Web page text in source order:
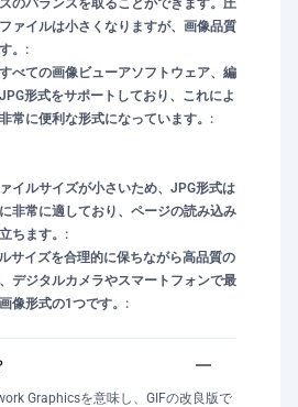
のバランスを取ることができます。圧
ァイルは小さくなりますが、画像品質
。:
べての画像ビューアソフトウェア、編
形式をサポートしており、これによ
常に便利な形式になっています。:
イルサイズが小さいため、JPG形式は
非常に適しており、ページの読み込み
ちます。:
サイズを合理的に保ちながら高品質の
デジタルカメラやスマートフォンで最
像形式の1つです。:
Graphicsを意味し、GIFの改良版で